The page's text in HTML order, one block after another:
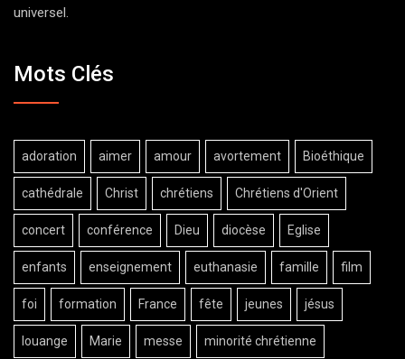
universel.
Mots Clés
adoration aimer amour avortement Bioéthique
cathédrale Christ chrétiens Chrétiens d'Orient
concert conférence Dieu diocèse Eglise
enfants enseignement euthanasie famille film
foi formation France fête jeunes jésus
louange Marie messe minorité chrétienne